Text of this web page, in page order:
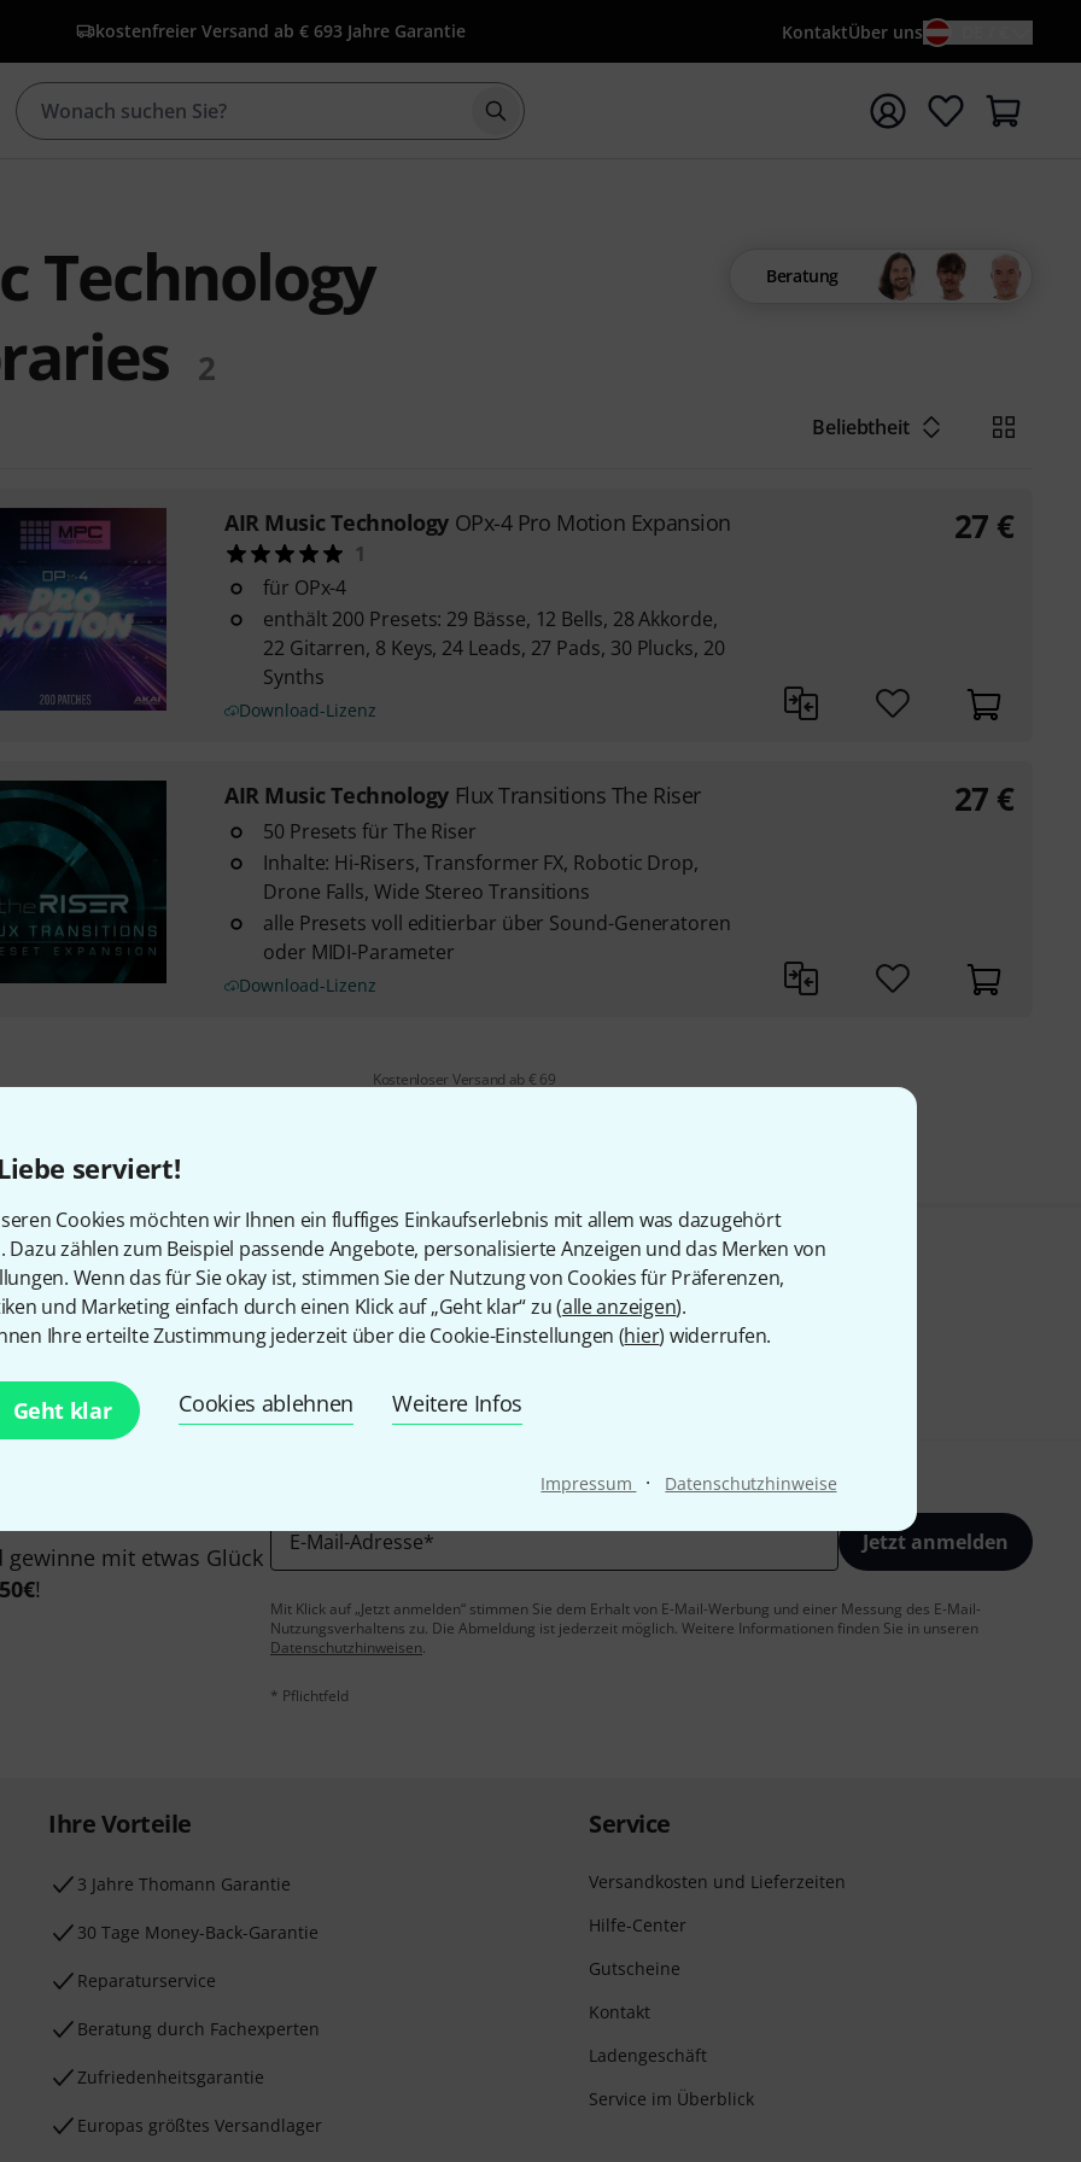
serviert!
Cookies möchten wir Ihnen ein fluffiges Einkaufserlebnis mit allem was dazugehört
Dazu zählen zum Beispiel passende Angebote, personalisierte Anzeigen und das Merken von
Wenn das für Sie okay ist, stimmen Sie der Nutzung von Cookies für Präferenzen,
und Marketing einfach durch einen Klick auf „Geht klar“ zu (alle anzeigen).
Ihre erteilte Zustimmung jederzeit über die Cookie-Einstellungen (hier) widerrufen.
Geht klar Cookies ablehnen Weitere Infos
Impressum · Datenschutzhinweise
kostenfreier Versand ab € 693 Jahre Garantie KontaktÜber uns
Suche mit Suchwort {searchTerm} starten
Technology
2
Beratung
Beliebtheit
AIR Music Technology OPx-4 Pro Motion Expansion
1
für OPx-4
enthält 200 Presets: 29 Bässe, 12 Bells, 28 Akkorde,
22 Gitarren, 8 Keys, 24 Leads, 27 Pads, 30 Plucks, 20
Synths
Download-Lizenz
27 €
AIR Music Technology Flux Transitions The Riser
50 Presets für The Riser
Inhalte: Hi-Risers, Transformer FX, Robotic Drop,
Drone Falls, Wide Stereo Transitions
alle Presets voll editierbar über Sound-Generatoren
oder MIDI-Parameter
Download-Lizenz
27 €
Kostenloser Versand ab € 69
Gefällt Ihnen, was Sie sehen?
Teilen Hilfe & Feedback
mit etwas Glück
50€!
E-Mail-Adresse* Jetzt anmelden
Mit Klick auf „Jetzt anmelden“ stimmen Sie dem Erhalt von E-Mail-Werbung und einer Messung des E-Mail-
Nutzungsverhaltens zu. Die Abmeldung ist jederzeit möglich. Weitere Informationen finden Sie in unseren
Datenschutzhinweisen.
* Pflichtfeld
Ihre Vorteile
3 Jahre Thomann Garantie
30 Tage Money-Back-Garantie
Reparaturservice
Beratung durch Fachexperten
Zufriedenheitsgarantie
Europas größtes Versandlager
Service
Versandkosten und Lieferzeiten
Hilfe-Center
Gutscheine
Kontakt
Ladengeschäft
Service im Überblick